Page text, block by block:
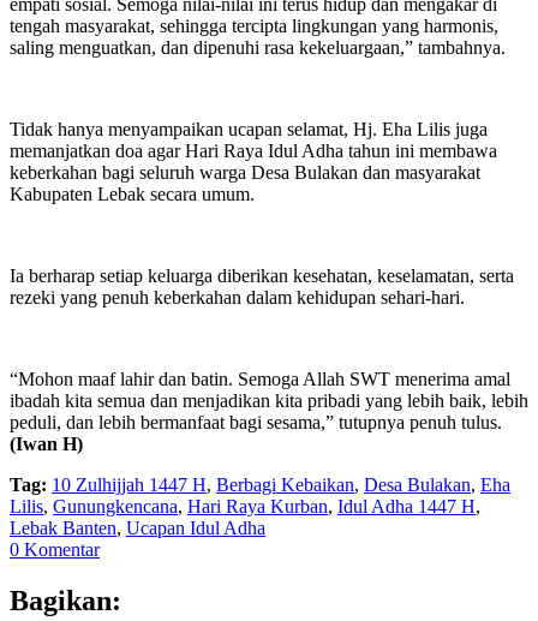
empati sosial. Semoga nilai-nilai ini terus hidup dan mengakar di
tengah masyarakat, sehingga tercipta lingkungan yang harmonis,
saling menguatkan, dan dipenuhi rasa kekeluargaan,” tambahnya.
Tidak hanya menyampaikan ucapan selamat, Hj. Eha Lilis juga
memanjatkan doa agar Hari Raya Idul Adha tahun ini membawa
keberkahan bagi seluruh warga Desa Bulakan dan masyarakat
Kabupaten Lebak secara umum.
Ia berharap setiap keluarga diberikan kesehatan, keselamatan, serta
rezeki yang penuh keberkahan dalam kehidupan sehari-hari.
“Mohon maaf lahir dan batin. Semoga Allah SWT menerima amal
ibadah kita semua dan menjadikan kita pribadi yang lebih baik, lebih
peduli, dan lebih bermanfaat bagi sesama,” tutupnya penuh tulus.
(Iwan H)
Tag: 10 Zulhijjah 1447 H, Berbagi Kebaikan, Desa Bulakan, Eha
Lilis, Gunungkencana, Hari Raya Kurban, Idul Adha 1447 H,
Lebak Banten, Ucapan Idul Adha
0 Komentar
Bagikan: